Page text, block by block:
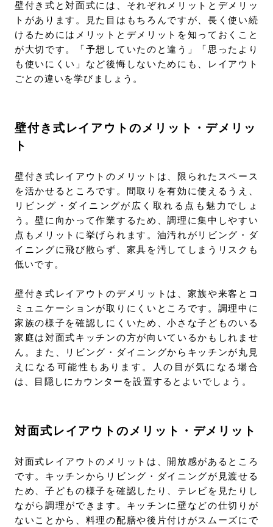
壁付き式と対面式には、それぞれメリットとデメリッ
トがあります。見た目はもちろんですが、長く使い続
けるためにはメリットとデメリットを知っておくこと
が大切です。「予想していたのと違う」「思ったより
も使いにくい」など後悔しないためにも、レイアウト
ごとの違いを学びましょう。
壁付き式レイアウトのメリット・デメリッ
ト
壁付き式レイアウトのメリットは、限られたスペース
を活かせるところです。間取りを有効に使えるうえ、
リビング・ダイニングが広く取れる点も魅力でしょ
う。壁に向かって作業するため、調理に集中しやすい
点もメリットに挙げられます。油汚れがリビング・ダ
イニングに飛び散らず、家具を汚してしまうリスクも
低いです。
壁付き式レイアウトのデメリットは、家族や来客とコ
ミュニケーションが取りにくいところです。調理中に
家族の様子を確認しにくいため、小さな子どものいる
家庭は対面式キッチンの方が向いているかもしれませ
ん。また、リビング・ダイニングからキッチンが丸見
えになる可能性もあります。人の目が気になる場合
は、目隠しにカウンターを設置するとよいでしょう。
対面式レイアウトのメリット・デメリット
対面式レイアウトのメリットは、開放感があるところ
です。キッチンからリビング・ダイニングが見渡せる
ため、子どもの様子を確認したり、テレビを見たりし
ながら調理ができます。キッチンに壁などの仕切りが
ないことから、料理の配膳や後片付けがスムーズにで